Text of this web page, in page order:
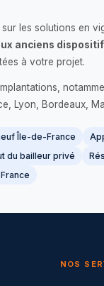
les solutions en
anciens
à votre projet.
Lyon, Bordeaux,
Île-de-France
du bailleur privé
NOS